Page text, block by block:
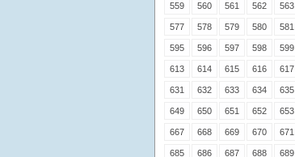
559 560 561 562 563
577 578 579 580 581
595 596 597 598 599
613 614 615 616 617
631 632 633 634 635
649 650 651 652 653
667 668 669 670 671
685 686 687 688 689